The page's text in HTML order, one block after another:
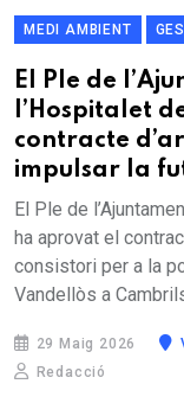
MEDI AMBIENT
El Ple de
l’Hospitalet
contracte
impulsar la
El Ple de
ha aprovat el
consistori per a la
Vandellòs a
29 Maig 2026
Redacció